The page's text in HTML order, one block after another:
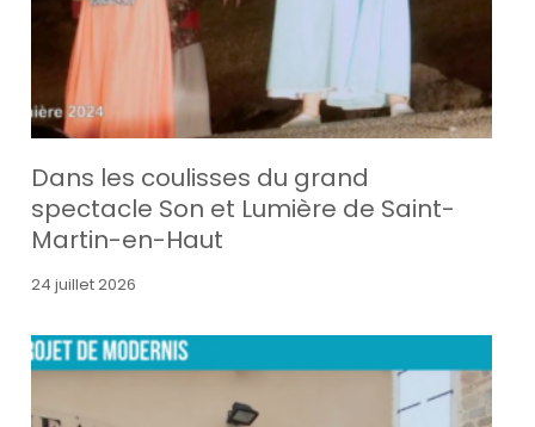
Dans les coulisses du grand
spectacle Son et Lumière de Saint-
Martin-en-Haut
24 juillet 2026